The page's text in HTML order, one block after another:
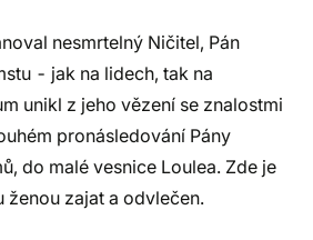
nesmrtelný Ničitel, Pán
- jak na lidech, tak na
unikl z jeho vězení se znalostmi
pronásledování Pány
do malé vesnice Loulea. Zde je
ženou zajat a odvlečen.